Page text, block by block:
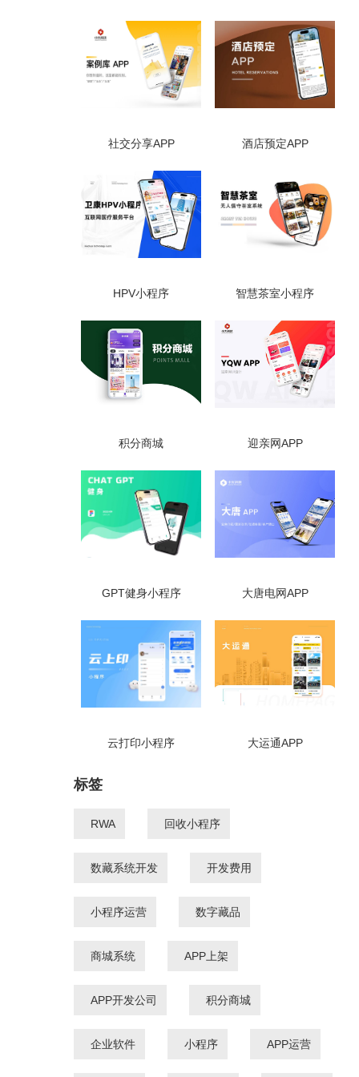
社交分享APP 酒店预定APP
HPV小程序 智慧茶室小程序
积分商城 迎亲网APP
GPT健身小程序 大唐电网APP
云打印小程序 大运通APP
标签
RWA 回收小程序
数藏系统开发 开发费用
小程序运营 数字藏品
商城系统 APP上架
APP开发公司 积分商城
企业软件 小程序 APP运营